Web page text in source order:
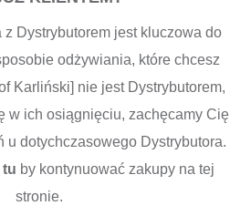
Dystrybutorem jest kluczowa do
odżywiania, które chcesz
Karliński] nie jest Dystrybutorem,
w ich osiągnięciu, zachęcamy Cię
u dotychczasowego Dystrybutora.
tu by kontynuować zakupy na tej
stronie.